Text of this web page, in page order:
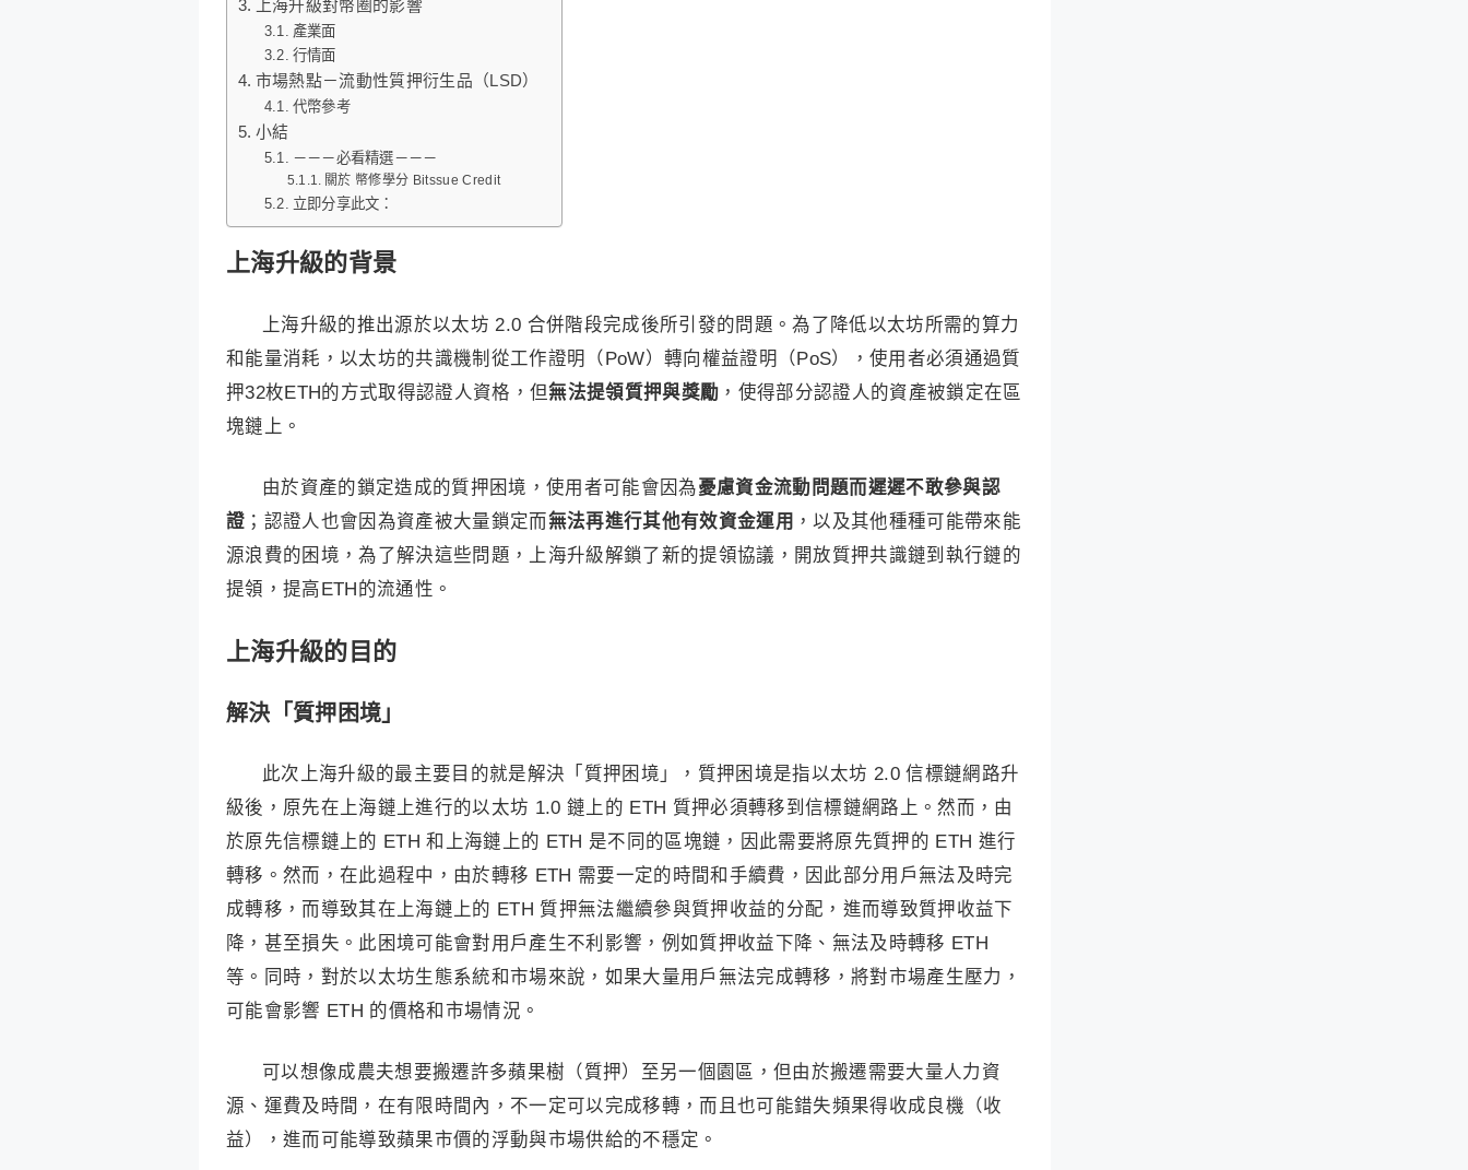
上海升級對幣圈的影響
產業面
行情面
市場熱點－流動性質押衍生品（LSD）
代幣參考
小結
－－－必看精選－－－
關於 幣修學分 Bitssue Credit
立即分享此文：
上海升級的背景
上海升級的推出源於以太坊 2.0 合併階段完成後所引發的問題。為了降低以太坊所需的算力
和能量消耗，以太坊的共識機制從工作證明（PoW）轉向權益證明（PoS），使用者必須通過質
押32枚ETH的方式取得認證人資格，但無法提領質押與獎勵 ，使得部分認證人的資產被鎖定在區
塊鏈上。
由於資產的鎖定造成的質押困境，使用者可能會因為憂慮資金流動問題而遲遲不敢參與認
證 ；認證人也會因為資產被大量鎖定而無法再進行其他有效資金運用 ，以及其他種種可能帶來能
源浪費的困境，為了解決這些問題，上海升級解鎖了新的提領協議，開放質押共識鏈到執行鏈的
提領，提高ETH的流通性。
上海升級的目的
解決「質押困境」
此次上海升級的最主要目的就是解決「質押困境」，質押困境是指以太坊 2.0 信標鏈網路升
級後，原先在上海鏈上進行的以太坊 1.0 鏈上的 ETH 質押必須轉移到信標鏈網路上。然而，由
於原先信標鏈上的 ETH 和上海鏈上的 ETH 是不同的區塊鏈，因此需要將原先質押的 ETH 進行
轉移。然而，在此過程中，由於轉移 ETH 需要一定的時間和手續費，因此部分用戶無法及時完
成轉移，而導致其在上海鏈上的 ETH 質押無法繼續參與質押收益的分配，進而導致質押收益下
降，甚至損失。此困境可能會對用戶產生不利影響，例如質押收益下降、無法及時轉移 ETH
等。同時，對於以太坊生態系統和市場來說，如果大量用戶無法完成轉移，將對市場產生壓力，
可能會影響 ETH 的價格和市場情況。
可以想像成農夫想要搬遷許多蘋果樹（質押）至另一個園區，但由於搬遷需要大量人力資
源、運費及時間，在有限時間內，不一定可以完成移轉，而且也可能錯失頻果得收成良機（收
益），進而可能導致蘋果市價的浮動與市場供給的不穩定。